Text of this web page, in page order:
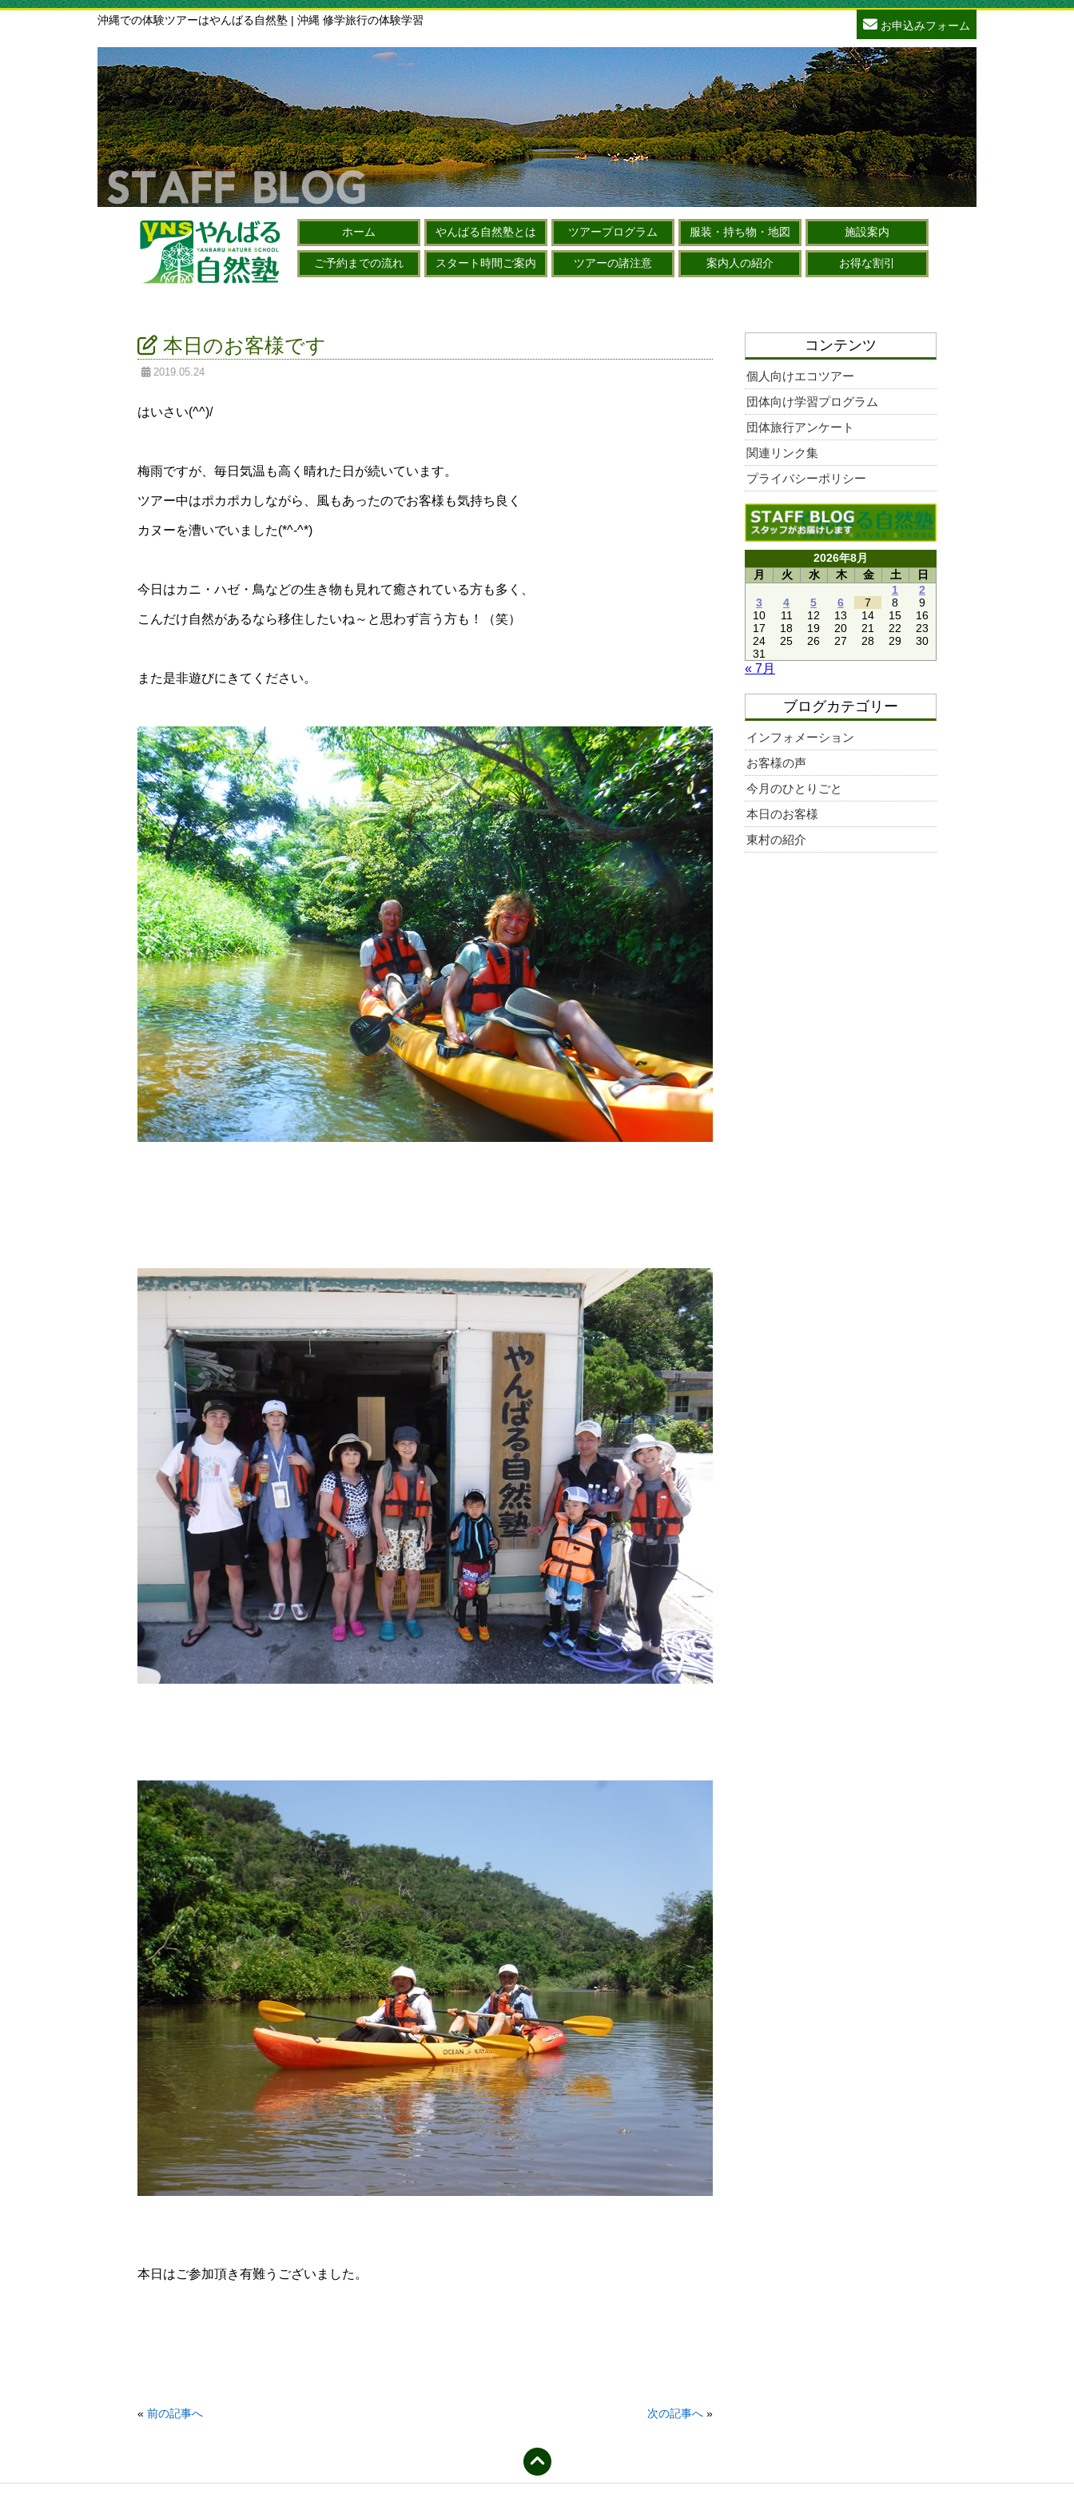
沖縄での体験ツアーはやんばる自然塾 | 沖縄 修学旅行の体験学習 お申込みフォーム
ホーム やんばる自然塾とは ツアープログラム 服装・持ち物・地図 施設案内
ご予約までの流れ スタート時間ご案内 ツアーの諸注意 案内人の紹介 お得な割引
本日のお客様です
2019.05.24
はいさい(^^)/
梅雨ですが、毎日気温も高く晴れた日が続いています。
ツアー中はポカポカしながら、風もあったのでお客様も気持ち良く
カヌーを漕いでいました(*^-^*)
今日はカニ・ハゼ・鳥などの生き物も見れて癒されている方も多く、
こんだけ自然があるなら移住したいね～と思わず言う方も！（笑）
また是非遊びにきてください。
本日はご参加頂き有難うございました。
« 前の記事へ 次の記事へ »
コンテンツ
個人向けエコツアー
団体向け学習プログラム
団体旅行アンケート
関連リンク集
プライバシーポリシー
2026年8月
月
火 水 木 金 土
日
1
2
3
4 5 6 7 8
9
10
11 12 13 14 15
16
17
18 19 20 21 22
23
24
25 26 27 28 29
30
31
« 7月
ブログカテゴリー
インフォメーション
お客様の声
今月のひとりごと
本日のお客様
東村の紹介